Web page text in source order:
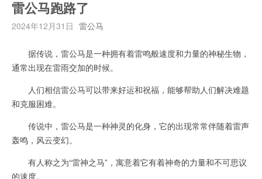
雷公马跑路了
2024年12月31日 雷公马
据传说，雷公马是一种拥有着雷鸣般速度和力量的神秘生物，
通常出现在雷雨交加的时候。
人们相信雷公马可以带来好运和祝福，能够帮助人们解决难题
和克服困难。
传说中，雷公马是一种神灵的化身，它的出现常常伴随着雷声
轰鸣，风云变幻。
有人称之为“雷神之马”，寓意着它有着神奇的力量和不可思议
的速度。